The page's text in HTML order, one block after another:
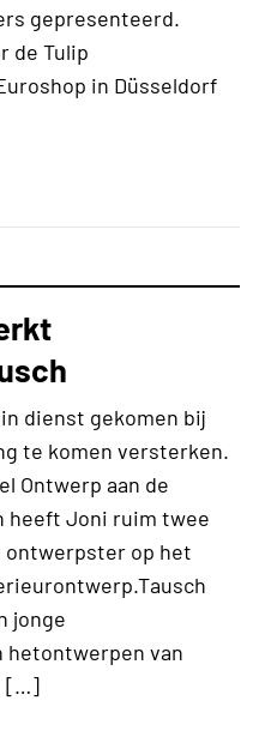
gepresenteerd.
de Tulip
in Düsseldorf
dienst gekomen bij
te komen versterken.
Ontwerp aan de
heeft Joni ruim twee
ontwerpster op het
jonge
van
[…]